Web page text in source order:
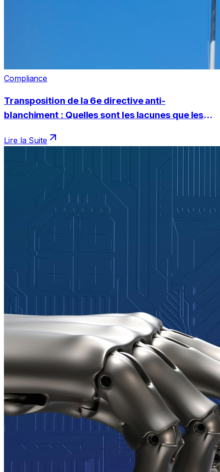
Compliance
Transposition de la 6e directive anti-
blanchiment : Quelles sont les lacunes que les
Lire la Suite